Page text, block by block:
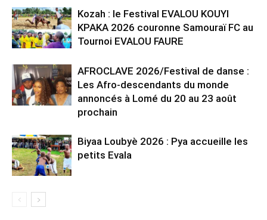
Kozah : le Festival EVALOU KOUYI
KPAKA 2026 couronne Samouraï FC au
Tournoi EVALOU FAURE
AFROCLAVE 2026/Festival de danse :
Les Afro-descendants du monde
annoncés à Lomé du 20 au 23 août
prochain
Biyaa Loubyè 2026 : Pya accueille les
petits Evala